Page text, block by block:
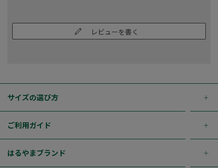
レビューを書く
サイズの選び方
ご利用ガイド
はるやまブランド